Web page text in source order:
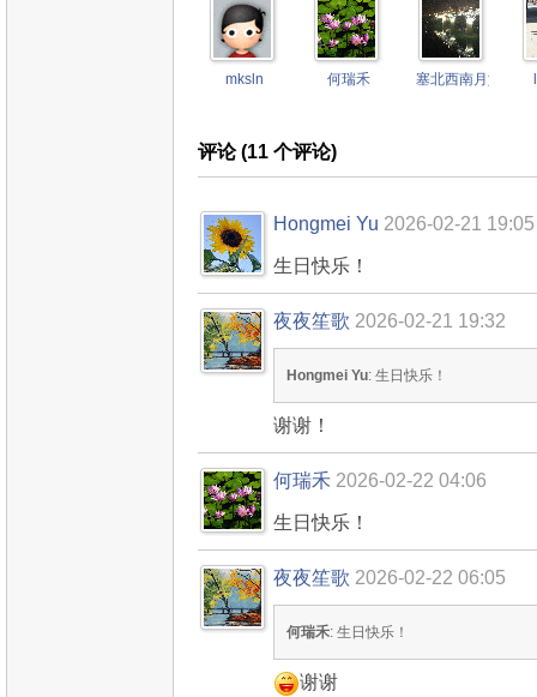
mksln 何瑞禾 塞北西南月如霜
评论 (11 个评论)
Hongmei Yu 2026-02-21 19:05
生日快乐！
夜夜笙歌 2026-02-21 19:32
Hongmei Yu: 生日快乐！
谢谢！
何瑞禾 2026-02-22 04:06
生日快乐！
夜夜笙歌 2026-02-22 06:05
何瑞禾: 生日快乐！
谢谢